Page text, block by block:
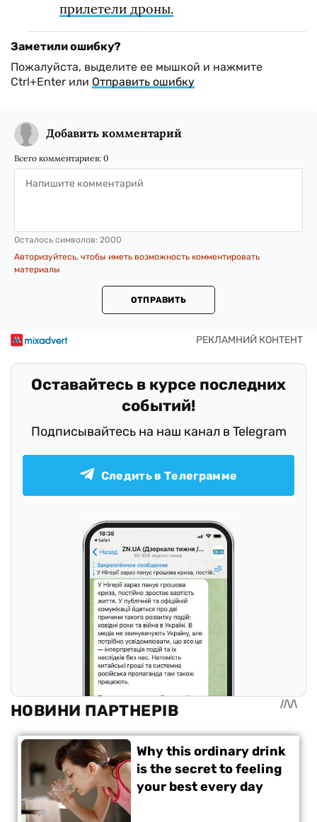
прилетели дроны.
Заметили ошибку?
Пожалуйста, выделите ее мышкой и нажмите
Ctrl+Enter или Отправить ошибку
Добавить комментарий
Всего комментариев: 0
Осталось символов: 2000
Авторизуйтесь, чтобы иметь возможность комментировать
материалы
ОТПРАВИТЬ
Оставайтесь в курсе последних
событий!
Подписывайтесь на наш канал в Telegram
Следить в Телеграмме